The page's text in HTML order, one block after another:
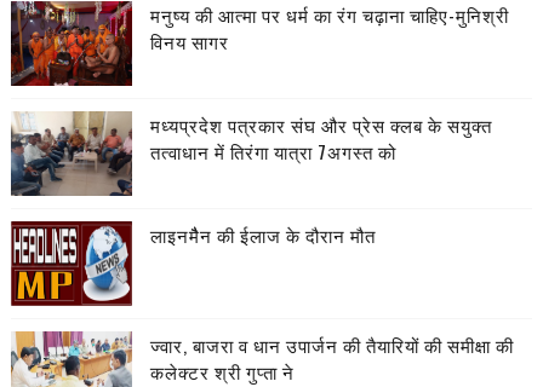
मनुष्य की आत्मा पर धर्म का रंग चढ़ाना चाहिए-मुनिश्री
विनय सागर
मध्यप्रदेश पत्रकार संघ और प्रेस क्लब के सयुक्त
तत्वाधान में तिरंगा यात्रा 7अगस्त को
लाइनमैैन की ईलाज के दौरान मौत
ज्वार, बाजरा व धान उपार्जन की तैयारियों की समीक्षा की
कलेक्टर श्री गुप्ता ने